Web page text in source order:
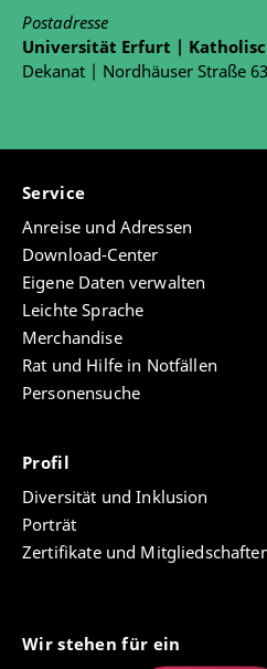
Postadresse
Universität Erfurt |
Dekanat | Nordhäuser Straße
Service
Anreise und Adressen
Download-Center
Eigene Daten verwalten
Leichte Sprache
Merchandise
Rat und Hilfe in Notfällen
Personensuche
Profil
Diversität und Inklusion
Porträt
Zertifikate und
Wir stehen für ein